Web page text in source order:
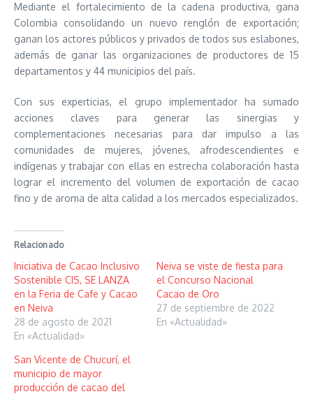
Mediante el fortalecimiento de la cadena productiva, gana
Colombia consolidando un nuevo renglón de exportación;
ganan los actores públicos y privados de todos sus eslabones,
además de ganar las organizaciones de productores de 15
departamentos y 44 municipios del país.
Con sus experticias, el grupo implementador ha sumado
acciones claves para generar las sinergias y
complementaciones necesarias para dar impulso a las
comunidades de mujeres, jóvenes, afrodescendientes e
indígenas y trabajar con ellas en estrecha colaboración hasta
lograr el incremento del volumen de exportación de cacao
fino y de aroma de alta calidad a los mercados especializados.
Relacionado
Iniciativa de Cacao Inclusivo
Sostenible CIS, SE LANZA
en la Feria de Cafe y Cacao
en Neiva
28 de agosto de 2021
En «Actualidad»
Neiva se viste de fiesta para
el Concurso Nacional
Cacao de Oro
27 de septiembre de 2022
En «Actualidad»
San Vicente de Chucurí, el
municipio de mayor
producción de cacao del